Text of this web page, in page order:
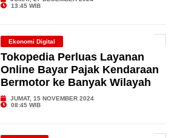
13:45 WIB
Ekonomi Digital
Tokopedia Perluas Layanan
Online Bayar Pajak Kendaraan
Bermotor ke Banyak Wilayah
JUMAT, 15 NOVEMBER 2024
08:45 WIB